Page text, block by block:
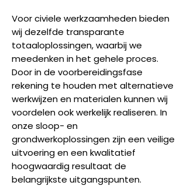
Voor civiele werkzaamheden bieden
wij dezelfde transparante
totaaloplossingen, waarbij we
meedenken in het gehele proces.
Door in de voorbereidingsfase
rekening te houden met alternatieve
werkwijzen en materialen kunnen wij
voordelen ook werkelijk realiseren. In
onze sloop- en
grondwerkoplossingen zijn een veilige
uitvoering en een kwalitatief
hoogwaardig resultaat de
belangrijkste uitgangspunten.